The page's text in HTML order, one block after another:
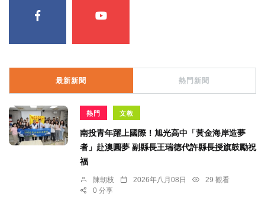
最新新聞 熱門新聞
熱門 文教
南投青年躍上國際！旭光高中「黃金海岸造夢
者」赴澳圓夢 副縣長王瑞德代許縣長授旗鼓勵祝
福
陳朝枝 2026年八月08日
29 觀看
0 分享